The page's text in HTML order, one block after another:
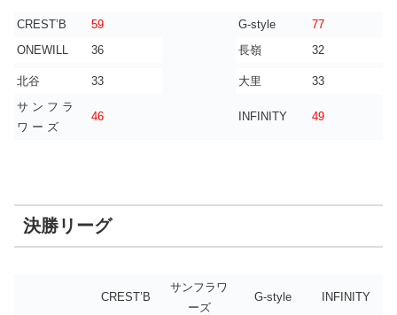
CREST’B 59 G-style
77
ONEWILL
36 長嶺 32
北谷 33 大里
33
サ ン フ ラ
ワ ー ズ
46 INFINITY 49
決勝リーグ
CREST’B
サンフラワ
ーズ
G-style INFINITY